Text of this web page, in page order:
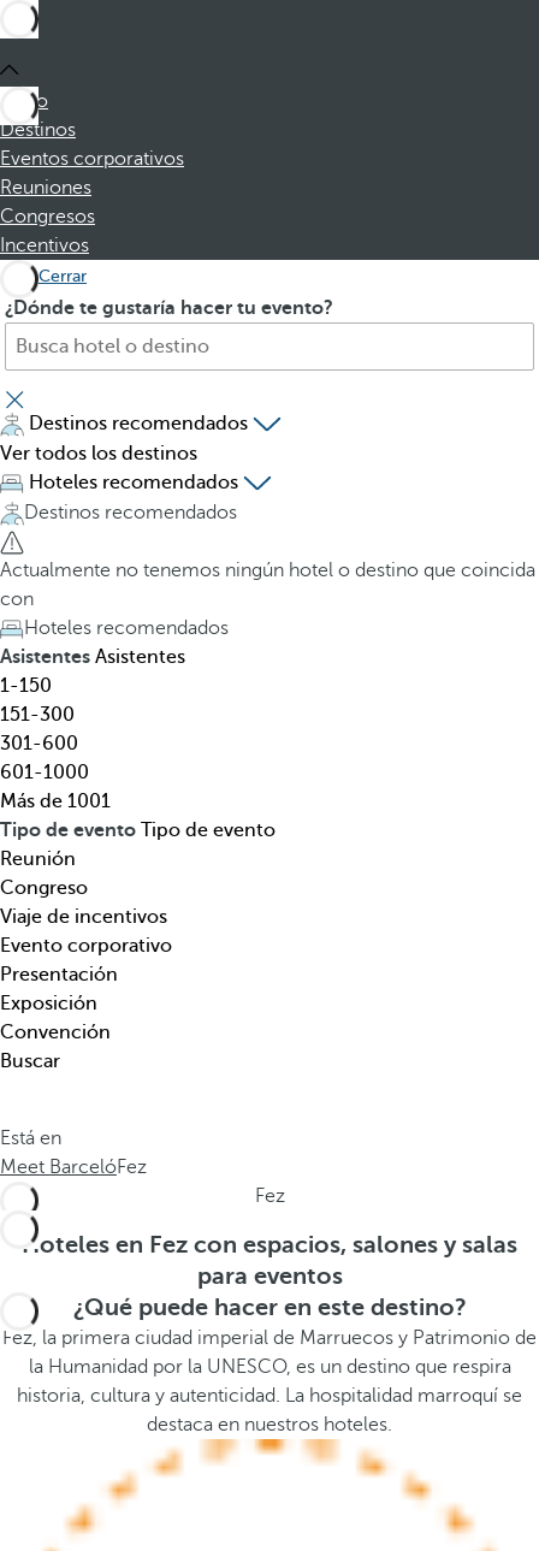
Inicio
Destinos
Eventos corporativos
Reuniones
Congresos
Incentivos
Cerrar
¿Dónde te gustaría hacer tu evento?
B
s
q
u
e
h
o
t
e
l
,
d
e
s
t
i
n
o
,
t
e
m
á
t
i
c
.
.
A
p
u
l
s
a
r
l
a
t
e
c
l
a
d
e
f
l
e
c
h
a
h
a
c
i
b
a
a
Destinos recomendados
Ver todos los destinos
Hoteles recomendados
Destinos recomendados
Actualmente no tenemos ningún hotel o destino que coincida
con
Hoteles recomendados
Asistentes Asistentes
1-150
151-300
301-600
601-1000
Más de 1001
Tipo de evento Tipo de evento
Reunión
Congreso
Viaje de incentivos
Evento corporativo
Presentación
Exposición
Convención
Buscar
Está en
Meet BarcelóFez
Fez
Hoteles en Fez con espacios, salones y salas
para eventos
¿Qué puede hacer en este destino?
Fez, la primera ciudad imperial de Marruecos y Patrimonio de
la Humanidad por la UNESCO, es un destino que respira
historia, cultura y autenticidad. La hospitalidad marroquí se
destaca en nuestros hoteles.